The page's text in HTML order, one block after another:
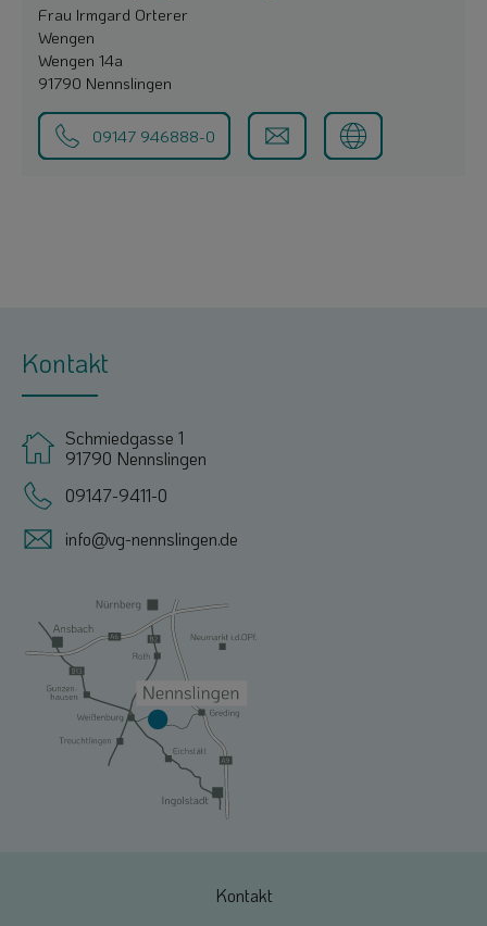
Frau Irmgard Orterer
Wengen
Wengen 14a
91790 Nennslingen
09147 946888-0
Kontakt
Schmiedgasse 1
91790 Nennslingen
09147-9411-0
info@vg-nennslingen.de
Kontakt